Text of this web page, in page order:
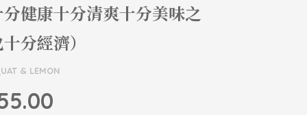
健康十分清爽十分美味之
分經濟）
& LEMON